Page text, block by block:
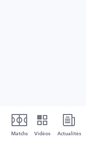
Matchs Vidéos Actualités